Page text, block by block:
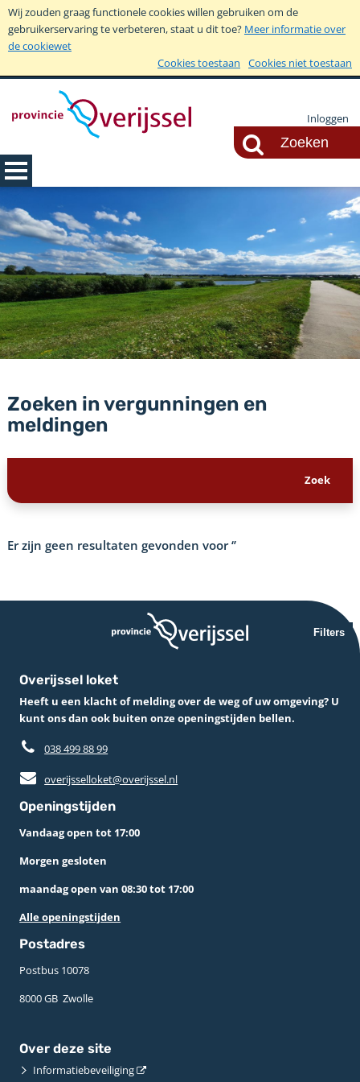
Wij zouden graag functionele cookies willen gebruiken om de
gebruikerservaring te verbeteren, staat u dit toe? Meer informatie over
de cookiewet
Cookies toestaan
Cookies niet toestaan
Inloggen
Zoeken in vergunningen en
meldingen
Er zijn geen resultaten gevonden voor‘’
Filters
Overijssel loket
Heeft u een klacht of melding over de weg of uw omgeving? U
kunt ons dan ook buiten onze openingstijden bellen.
038 499 88 99
overijsselloket@overijssel.nl
Openingstijden
Vandaag open tot 17:00
Morgen gesloten
maandag open van 08:30 tot 17:00
Alle openingstijden
Postadres
Postbus 10078 ­
8000 GB ­ Zwolle
Over deze site
Informatiebeveiliging